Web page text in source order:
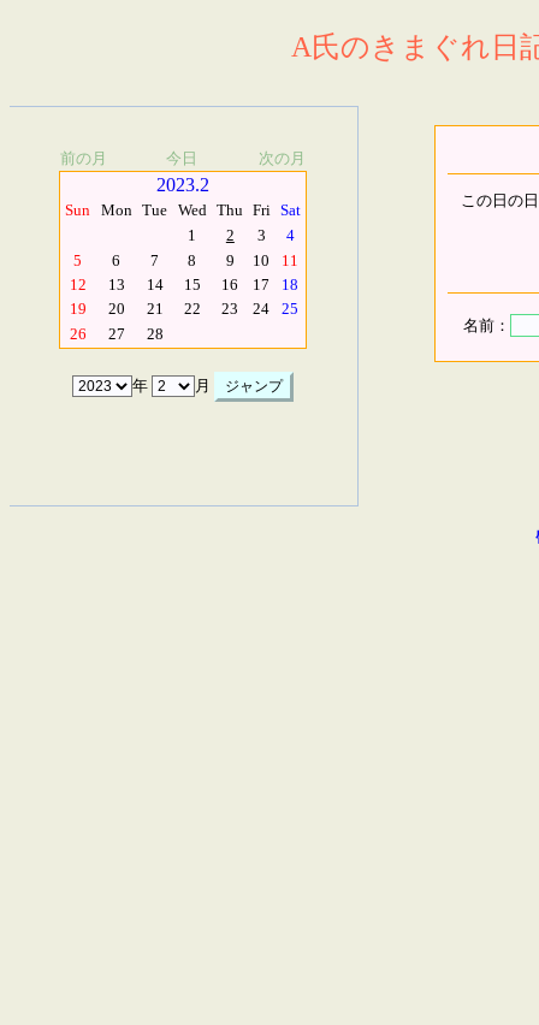
A氏のきまぐれ日
前の月 今日 次の月
2023.2
Sun Mon Tue Wed Thu Fri Sat
1
2 3
4
5
6 7 8 9 10
11
12
13 14 15 16 17
18
19
20 21 22 23 24
25
26
27 28
年 月
この日の
名前：